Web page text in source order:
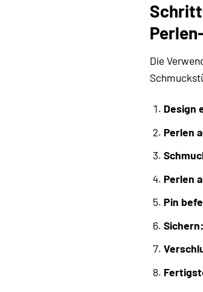
Die
Design
Perlen
Perlen
Pin
Sichern: